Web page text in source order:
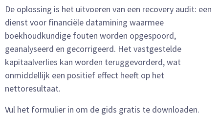
De oplossing is het uitvoeren van een recovery audit: een
dienst voor financiële datamining waarmee
boekhoudkundige fouten worden opgespoord,
geanalyseerd en gecorrigeerd. Het vastgestelde
kapitaalverlies kan worden teruggevorderd, wat
onmiddellijk een positief effect heeft op het
nettoresultaat.
Vul het formulier in om de gids gratis te downloaden.